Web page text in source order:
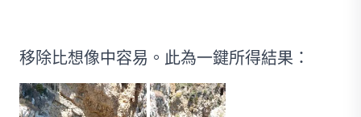
移除比想像中容易。此為一鍵所得結果：